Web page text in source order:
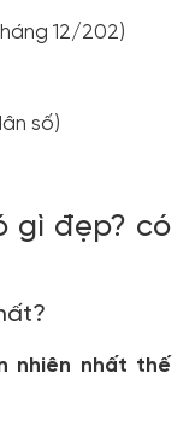
12/202)
số)
gì đẹp? có
nhiên nhất thế